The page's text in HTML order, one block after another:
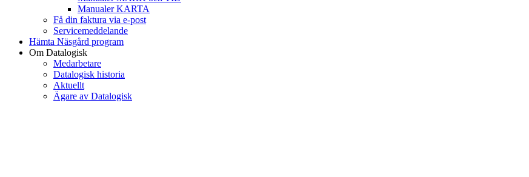
Manualer KARTA
Få din faktura via e-post
Servicemeddelande
Hämta Näsgård program
Om Datalogisk
Medarbetare
Datalogisk historia
Aktuellt
Ägare av Datalogisk